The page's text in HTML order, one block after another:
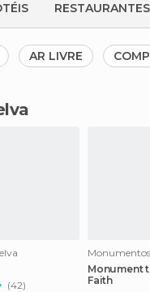
RESTAURANTES
AR LIVRE
(42)
Monument
Faith